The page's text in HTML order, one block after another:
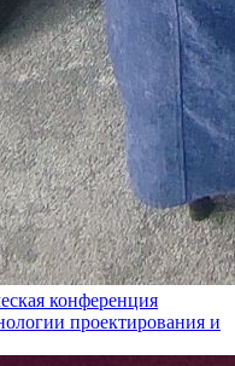
конференция
проектирования и